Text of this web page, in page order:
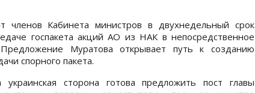
членов Кабинета министров в двухнедельный срок
госпакета акций АО из НАК в непосредственное
Предложение Муратова открывает путь к созданию
спорного пакета.
сторона готова предложить пост главы